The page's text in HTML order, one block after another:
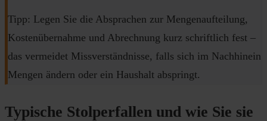
Tipp: Legen Sie die Absprachen zur Mengenaufteilung,
Kostenübernahme und Abrechnung kurz schriftlich fest –
das vermeidet Missverständnisse, falls sich im Nachhinein
Mengen ändern oder ein Haushalt abspringt.
Typische Stolperfallen und wie Sie sie